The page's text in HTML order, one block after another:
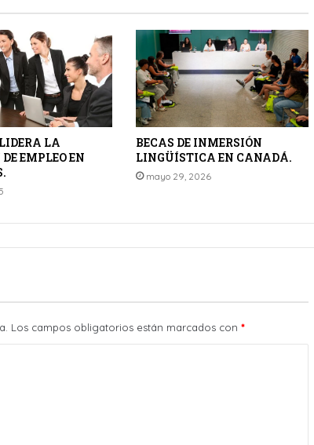
LA
EMPLEO EN
BECAS DE INMERSIÓN
LINGÜÍSTICA EN CANADÁ.
mayo 29, 2026
Los campos obligatorios están marcados con *